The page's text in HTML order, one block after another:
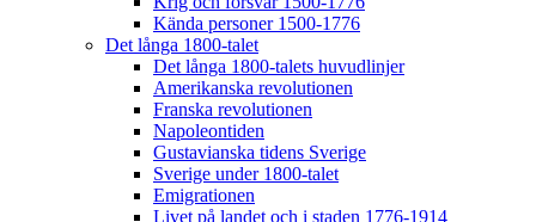
Kända personer 1500-1776
Det långa 1800-talet
Det långa 1800-talets huvudlinjer
Amerikanska revolutionen
Franska revolutionen
Napoleontiden
Gustavianska tidens Sverige
Sverige under 1800-talet
Emigrationen
Livet på landet och i staden 1776-1914